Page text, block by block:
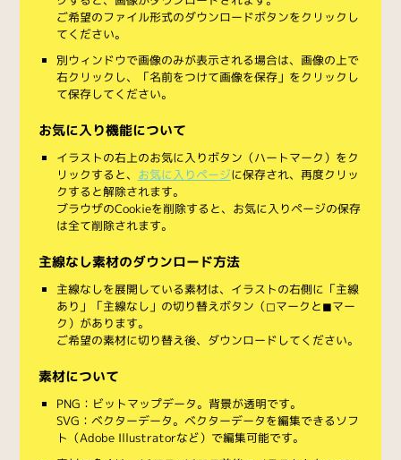
ご希望のファイル形式のダウンロードボタンをクリックし
てください。
別ウィンドウで画像のみが表示される場合は、画像の上で
右クリックし、「名前をつけて画像を保存」をクリックし
て保存してください。
お気に入り機能について
イラストの右上のお気に入りボタン（ハートマーク）をク
リックすると、 お気に入りページに保存され、再度クリッ
クすると解除されます。
ブラウザのCookieを削除すると、お気に入りページの保存
は全て削除されます。
主線なし素材のダウンロード方法
主線なしを展開している素材は、イラストの右側に「主線
あり」「主線なし」の切り替えボタン（◻︎マークと◼︎マー
ク）があります。
ご希望の素材に切り替え後、ダウンロードしてください。
素材について
PNG：ビットマップデータ。背景が透明です。
SVG：ベクターデータ。ベクターデータを編集できるソフ
ト（Adobe Illustratorなど）で編集可能です。